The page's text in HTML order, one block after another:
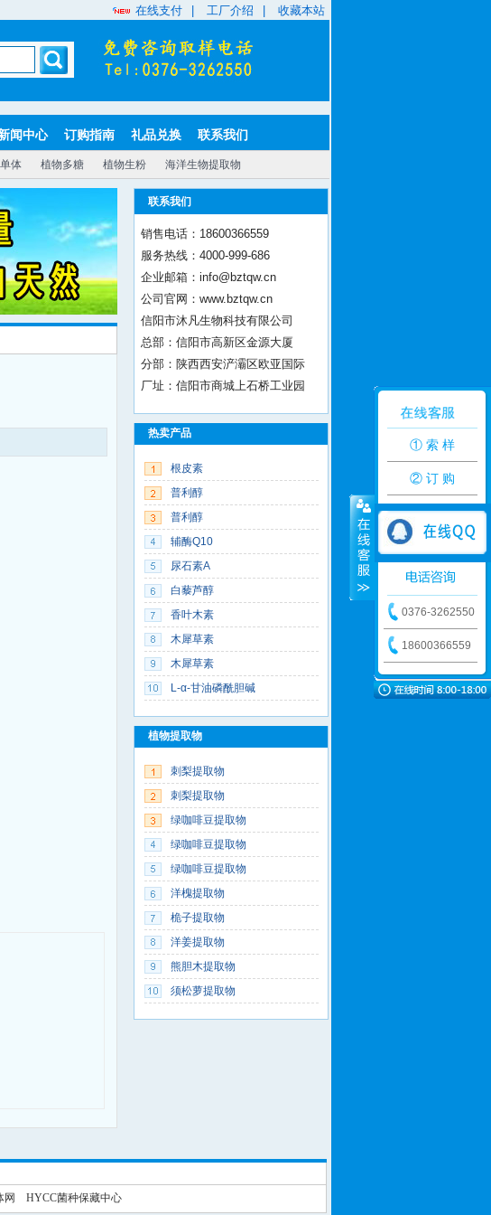
在线支付 工厂介绍 收藏本站
闻中心 订购指南 礼品兑换 联系我们
体 植物多糖 植物生粉 海洋生物提取物
联系我们
销售电话：18600366559
服务热线：4000-999-686
企业邮箱：info@bztqw.cn
公司官网：www.bztqw.cn
信阳市沐凡生物科技有限公司
总部：信阳市高新区金源大厦
分部：陕西西安浐灞区欧亚国际
厂址：信阳市商城上石桥工业园
热卖产品
根皮素
普利醇
普利醇
辅酶Q10
尿石素A
白藜芦醇
香叶木素
木犀草素
木犀草素
L-α-甘油磷酰胆碱
植物提取物
刺梨提取物
刺梨提取物
绿咖啡豆提取物
绿咖啡豆提取物
绿咖啡豆提取物
洋槐提取物
桅子提取物
洋姜提取物
熊胆木提取物
须松萝提取物
网 HYCC菌种保藏中心
① 索 样
② 订 购
0376-3262550
18600366559